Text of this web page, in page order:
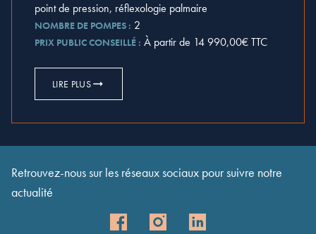
point de pression, réflexologie palmaire
NOMBRE DE POMPES : 2
PRIX PUBLIC CONSEILLÉ : À partir de 14 990,00€ TTC
LIRE PLUS
Retrouvez-nous sur les réseaux sociaux pour suivre notre
actualité